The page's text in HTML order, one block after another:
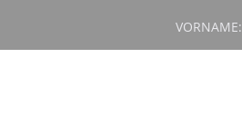
VORNAME: